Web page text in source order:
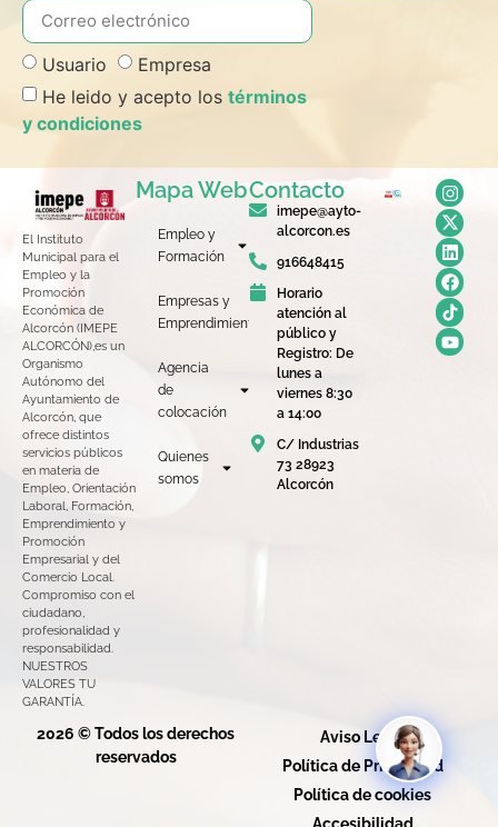
Usuario
Empresa
He leido y acepto los términos
y condiciones
El Instituto
Municipal para el
Empleo y la
Promoción
Económica de
Alcorcón (IMEPE
ALCORCÓN),es un
Organismo
Autónomo del
Ayuntamiento de
Alcorcón, que
ofrece distintos
servicios públicos
en materia de
Empleo, Orientación
Laboral, Formación,
Emprendimiento y
Promoción
Empresarial y del
Comercio Local.
Compromiso con el
ciudadano,
profesionalidad y
responsabilidad.
NUESTROS
VALORES TU
GARANTÍA.
Mapa Web
Empleo y
Formación
Empresas y
Emprendimiento
Agencia
de
colocación
Quienes
somos
Contacto
imepe@ayto-
alcorcon.es
916648415
Horario
atención al
público y
Registro: De
lunes a
viernes 8:30
a 14:00
C/ Industrias
73 28923
Alcorcón
2026 © Todos los derechos
reservados
Aviso Legal
Política de Privacidad
Política de cookies